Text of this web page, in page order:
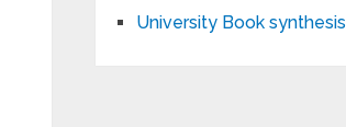
University Book synthesis